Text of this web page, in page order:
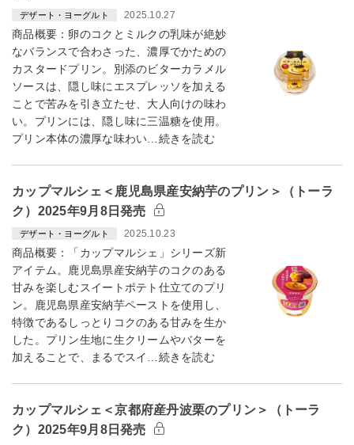
デザート・ヨーグルト 2025.10.27
商品概要：卵のコクとミルクの乳味が絶妙
なバランスで合わさった、濃厚でかための
カスタードプリン。別添のビターカラメル
ソースは、隠し味にエスプレッソを加える
ことで苦みを引き立たせ、大人向けの味わ
い。プリンには、隠し味に三温糖を使用。
プリン本体の濃厚な味わい…続きを読む
カップマルシェ＜鹿児島県産安納芋のプリン＞（トーラ
ク）2025年9月8日発売
デザート・ヨーグルト 2025.10.23
商品概要：「カップマルシェ」シリーズ新
アイテム。鹿児島県産安納芋のコクのある
甘みを楽しむスイートポテト仕立てのプリ
ン。鹿児島県産安納芋ペーストを使用し、
特徴であるしっとりコクのある甘みを生か
した。プリン生地に生クリームやバターを
加えることで、まるでスイ…続きを読む
カップマルシェ＜京都府産丹波栗のプリン＞（トーラ
ク）2025年9月8日発売